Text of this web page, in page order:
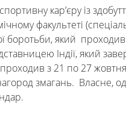
кар’єру із
факультеті
боротьби, який
Індії, який
з 21 по 27
змагань. Власне,